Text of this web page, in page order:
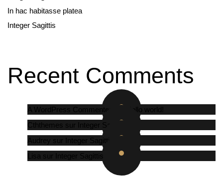
In hac habitasse platea
Integer Sagittis
Recent Comments
A WordPress Commenter
Hello world!
Cththemes sur
Integer Sagittis
Audrey sur
Integer Sagittis
Lisa sur Integer Sagittis